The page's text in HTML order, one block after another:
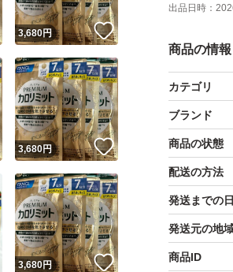
出品日時：
商品の情報
カテゴリ
ブランド
商品の状態
配送の方法
発送までの
発送元の地
商品ID
いいね！
3,680円 いいね！
いいね！
3,680円 いいね！
いいね！
3,680円 いいね！